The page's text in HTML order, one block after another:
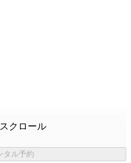
クロール
タル予約